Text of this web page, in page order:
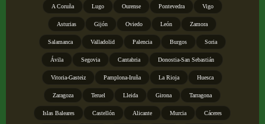
A Coruña Lugo Ourense Pontevedra Vigo
Asturias Gijón Oviedo León Zamora
Salamanca Valladolid Palencia Burgos Soria
Ávila Segovia Cantabria Donostia-San Sebastián
Vitoria-Gasteiz Pamplona-Iruña La Rioja Huesca
Zaragoza Teruel Lleida Girona Tarragona
Islas Baleares Castellón Alicante Murcia Cáceres